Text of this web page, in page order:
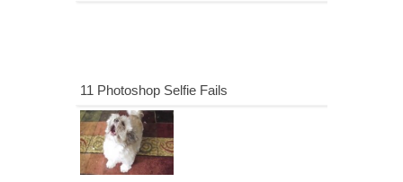
11 Photoshop Selfie Fails